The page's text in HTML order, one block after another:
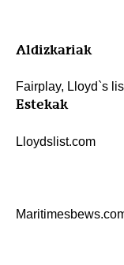
Aldizkariak
Fairplay, Lloyd`s
Estekak
Lloydslist.com